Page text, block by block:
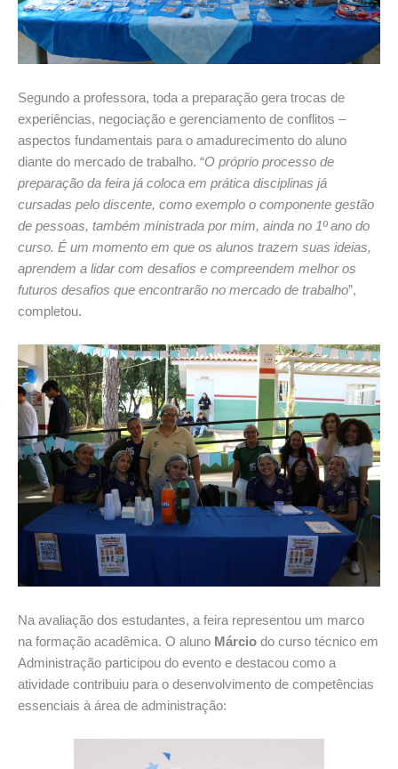
Segundo a professora, toda a preparação gera trocas de
experiências, negociação e gerenciamento de conflitos –
aspectos fundamentais para o amadurecimento do aluno
diante do mercado de trabalho. “O próprio processo de
preparação da feira já coloca em prática disciplinas já
cursadas pelo discente, como exemplo o componente gestão
de pessoas, também ministrada por mim, ainda no 1º ano do
curso. É um momento em que os alunos trazem suas ideias,
aprendem a lidar com desafios e compreendem melhor os
futuros desafios que encontrarão no mercado de trabalho”,
completou.
Na avaliação dos estudantes, a feira representou um marco
na formação acadêmica. O aluno Márcio do curso técnico em
Administração participou do evento e destacou como a
atividade contribuiu para o desenvolvimento de competências
essenciais à área de administração: